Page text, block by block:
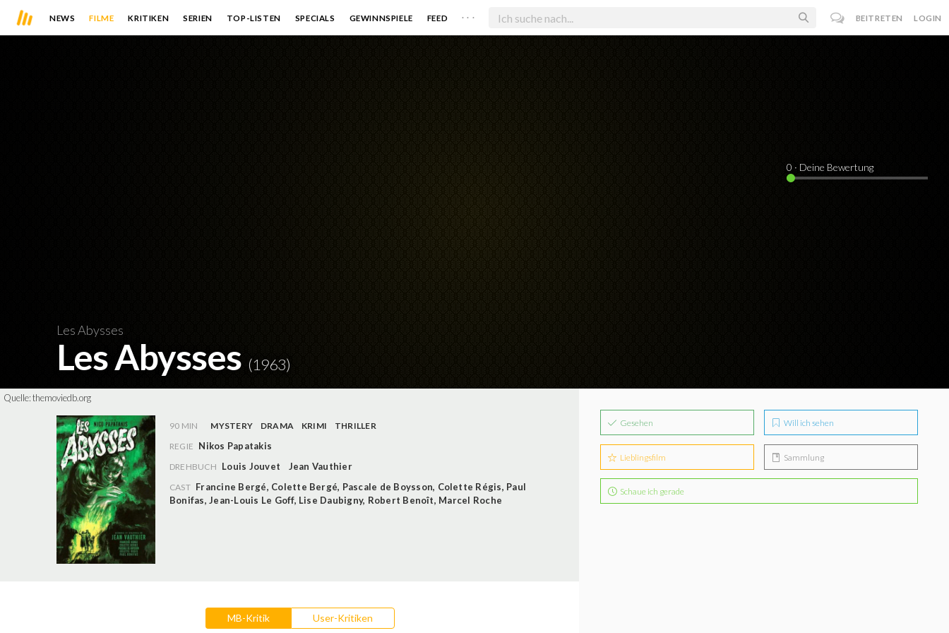
NEWS FILME KRITIKEN SERIEN TOP-LISTEN SPECIALS GEWINNSPIELE FEED . . . BEITRETEN LOGIN
Les Abysses
Les Abysses (1963)
0 · Deine Bewertung
Quelle:themoviedb.org
90 MIN MYSTERY DRAMA KRIMI
THRILLER
REGIE Nikos Papatakis
DREHBUCH Louis Jouvet Jean Vauthier
CAST Francine Bergé, Colette Bergé, Pascale de Boysson, Colette Régis, Paul
Bonifas,Jean-Louis Le Goff, Lise Daubigny, Robert Benoît, Marcel Roche
MB-Kritik User-Kritiken
Gesehen Will ich sehen
Lieblingsfilm Sammlung
Schaue ich gerade